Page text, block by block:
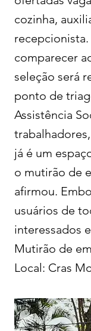
cozinha,
recepcionista.
comparecer
seleção será
ponto de
Assistência
já é um
o mutirão de
afirmou.
usuários de
interessados
Mutirão de
Local: Cras